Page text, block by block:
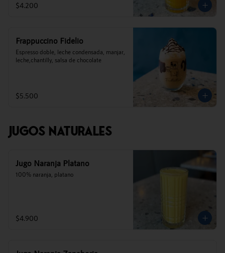
$4.200
Frappuccino Fidelio
Espresso doble, leche condensada, manjar,
leche,chantilly, salsa de chocolate
$5.500
Jugos Naturales
Jugo Naranja Platano
100% naranja, platano
$4.900